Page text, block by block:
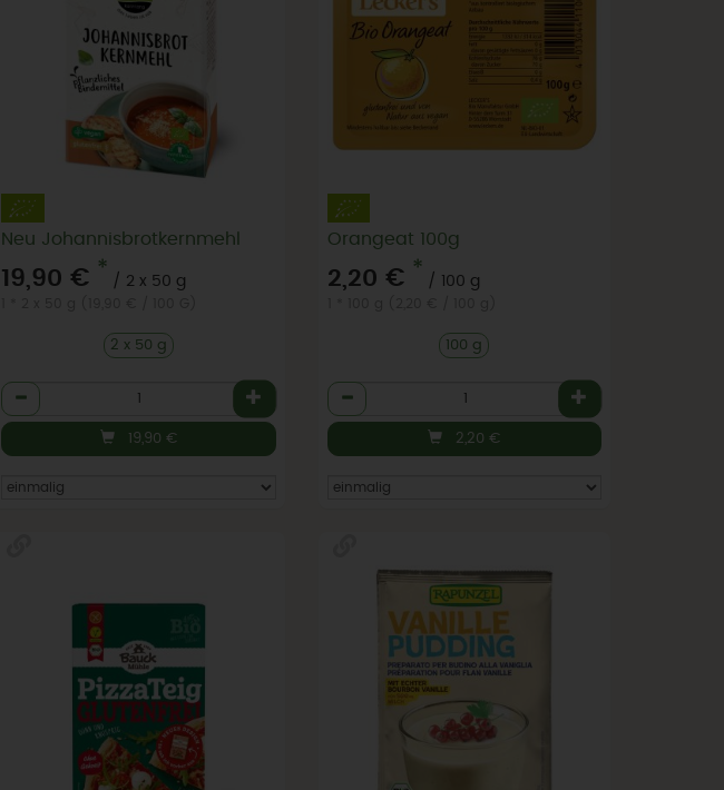
Neu Johannisbrotkernmehl
19,90 € *
/ 2 x 50 g
2 x 50 g
Anzahl
19,90 €
Orangeat 100g
2,20 € *
/ 100 g
100 g
Anzahl
2,20 €